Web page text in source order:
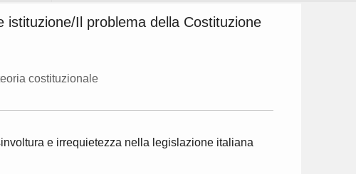
istituzione/Il problema della Costituzione
costituzionale
e irrequietezza nella legislazione italiana